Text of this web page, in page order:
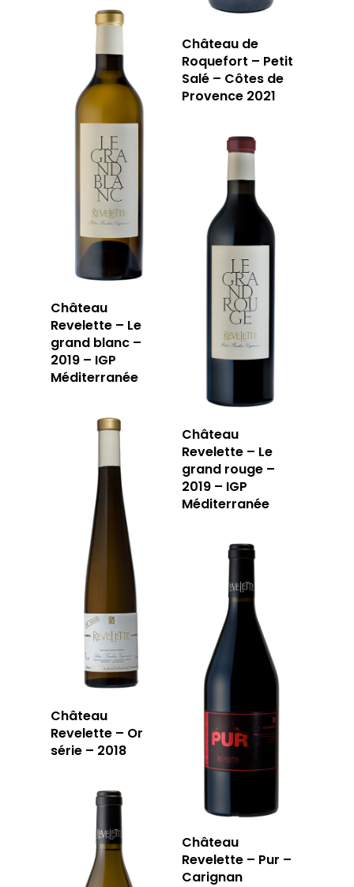
Château de
Roquefort – Petit
Salé – Côtes de
Provence 2021
Château
Revelette – Le
grand blanc –
2019 – IGP
Méditerranée
Château
Revelette – Le
grand rouge –
2019 – IGP
Méditerranée
Château
Revelette – Or
série – 2018
Château
Revelette – Pur –
Carignan